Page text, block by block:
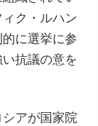
ク・ルハン
に選挙に参
抗議の意を
アが国家院